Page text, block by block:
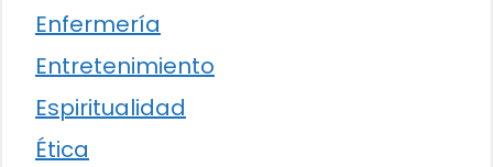
Enfermería
Entretenimiento
Espiritualidad
Ética